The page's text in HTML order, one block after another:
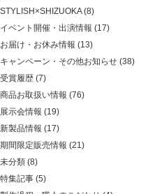
STYLISH×SHIZUOKA(8)
イベント開催・出演情報 (17)
お届け・お休み情報 (13)
キャンペーン・その他お知らせ (38)
受賞履歴 (7)
商品お取扱い情報 (76)
展示会情報 (19)
新製品情報 (17)
期間限定販売情報 (21)
未分類 (8)
特集記事 (5)